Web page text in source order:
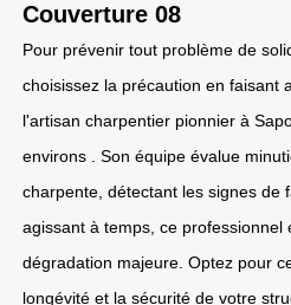
Couverture 08
Pour prévenir tout problème de
choisissez la précaution en faisant
l'artisan charpentier pionnier à
environs . Son équipe évalue
charpente, détectant les signes de
agissant à temps, ce professionnel
dégradation majeure. Optez pour
longévité et la sécurité de votre